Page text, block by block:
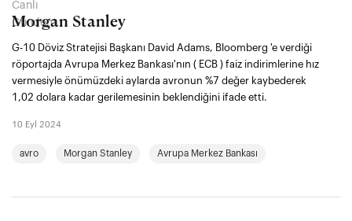
Morgan Stanley
G-10 Döviz Stratejisi Başkanı David Adams, Bloomberg 'e verdiği
röportajda Avrupa Merkez Bankası'nın ( ECB ) faiz indirimlerine hız
vermesiyle önümüzdeki aylarda avronun %7 değer kaybederek
1,02 dolara kadar gerilemesinin beklendiğini ifade etti.
10 Eyl 2024
avro Morgan Stanley Avrupa Merkez Bankası